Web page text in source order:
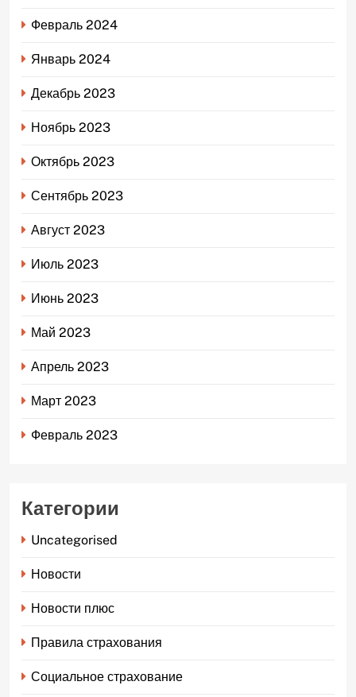
Февраль 2024
Январь 2024
Декабрь 2023
Ноябрь 2023
Октябрь 2023
Сентябрь 2023
Август 2023
Июль 2023
Июнь 2023
Май 2023
Апрель 2023
Март 2023
Февраль 2023
Категории
Uncategorised
Новости
Новости плюс
Правила страхования
Социальное страхование